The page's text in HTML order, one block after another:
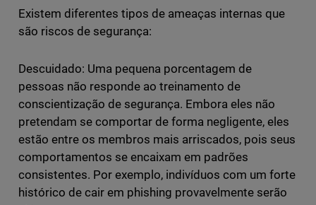
Existem diferentes tipos de ameaças internas que
são riscos de segurança:
Descuidado: Uma pequena porcentagem de
pessoas não responde ao treinamento de
conscientização de segurança. Embora eles não
pretendam se comportar de forma negligente, eles
estão entre os membros mais arriscados, pois seus
comportamentos se encaixam em padrões
consistentes. Por exemplo, indivíduos com um forte
histórico de cair em phishing provavelmente serão